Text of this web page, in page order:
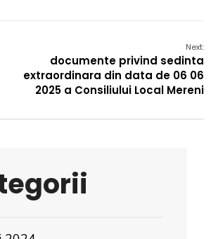
Next:
documente privind sedinta
extraordinara din data de 06 06
2025 a Consiliului Local Mereni